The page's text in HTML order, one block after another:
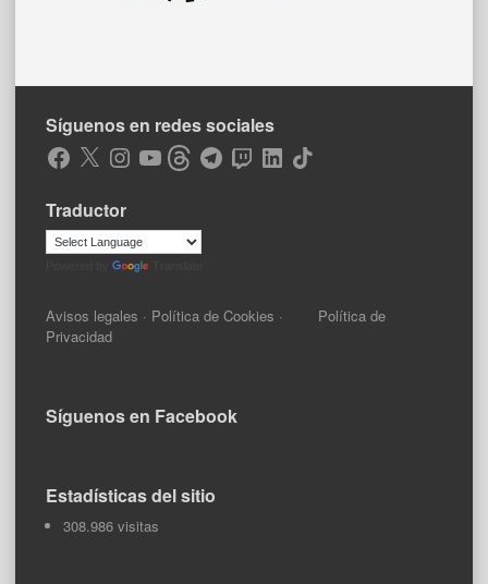
Síguenos en redes sociales
Facebook
X Instagram
YouTubeThreadsTelegramTwitchLinkedIn
TikTok
Traductor
Avisos legales · Política de Cookies · Política de
Privacidad
Síguenos en Facebook
Estadísticas del sitio
308.986 visitas